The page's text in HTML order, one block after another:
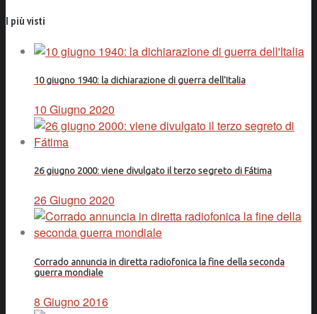
I più visti
10 giugno 1940: la dichiarazione di guerra dell'Italia
10 Giugno 2020
26 giugno 2000: viene divulgato il terzo segreto di Fátima
26 Giugno 2020
Corrado annuncia in diretta radiofonica la fine della seconda
guerra mondiale
8 Giugno 2016